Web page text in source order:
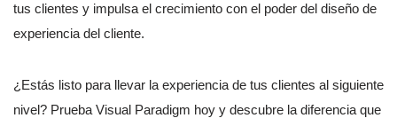
tus clientes y impulsa el crecimiento con el poder del diseño de
experiencia del cliente.
¿Estás listo para llevar la experiencia de tus clientes al siguiente
nivel? Prueba Visual Paradigm hoy y descubre la diferencia que